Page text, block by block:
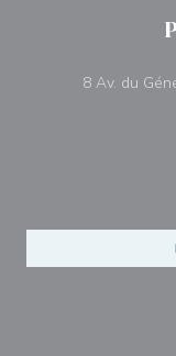
8 Av. du